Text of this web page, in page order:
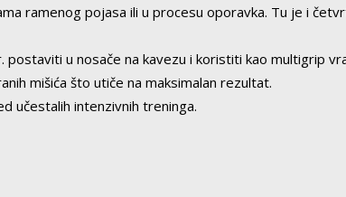
ramenog pojasa ili u procesu oporavka. Tu je i
u nosače na kavezu i koristiti kao multigrip
mišića što utiče na maksimalan rezultat.
učestalih intenzivnih treninga.